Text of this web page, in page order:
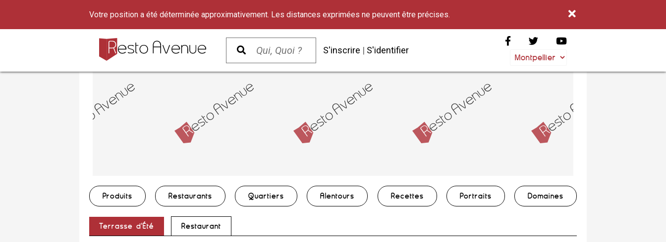
Votre position a été déterminée approximativement. Les distances exprimées ne peuvent être précises.
S'inscrire | S'identifier
Produits Restaurants Quartiers Alentours Recettes Portraits Domaines
Terrasse d'Été Restaurant